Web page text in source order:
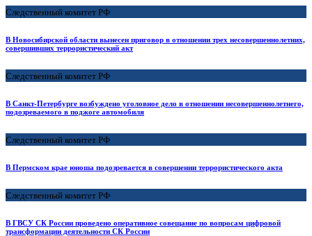
Следственный комитет РФ
В Новосибирской области вынесен приговор в отношении трех несовершеннолетних,
совершивших террористический акт
Следственный комитет РФ
В Санкт-Петербурге возбуждено уголовное дело в отношении несовершеннолетнего,
подозреваемого в поджоге автомобиля
Следственный комитет РФ
В Пермском крае юноша подозревается в совершении террористического акта
Следственный комитет РФ
В ГВСУ СК России проведено оперативное совещание по вопросам цифровой
трансформации деятельности СК России